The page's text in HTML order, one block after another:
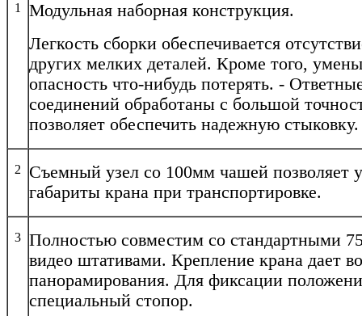
1
Модульная наборная конструкция.
Легкость сборки обеспечивается
других мелких деталей. Кроме того,
опасность что-нибудь потерять. -
соединений обработаны с большой
позволяет обеспечить надежную стыковку.
2
Съемный узел со 100мм чашей позволяет
габариты крана при транспортировке.
3 Полностью совместим со стандартными
видео штативами. Крепление крана дает
панорамирования. Для фиксации
специальный стопор.